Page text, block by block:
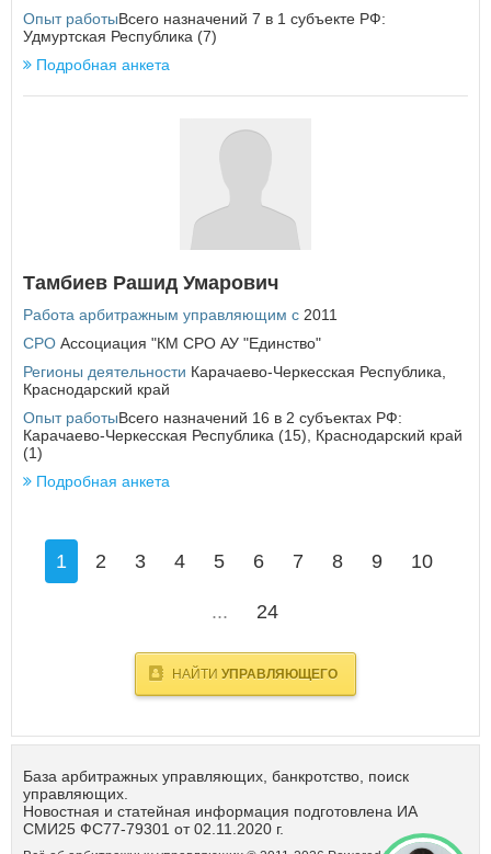
Опыт работыВсего назначений 7 в 1 субъекте РФ:
Удмуртская Республика (7)
Подробная анкета
Тамбиев Рашид Умарович
Работа арбитражным управляющим с 2011
СРО Ассоциация "КМ СРО АУ "Единство"
Регионы деятельности Карачаево-Черкесская Республика
Краснодарский край
Опыт работыВсего назначений 16 в 2 субъектах РФ:
Карачаево-Черкесская Республика (15), Краснодарский край
(1)
Подробная анкета
1 2 3 4 5 6 7 8 9 10
... 24
НАЙТИ УПРАВЛЯЮЩЕГО
База арбитражных управляющих, банкротство, поиск
управляющих.
Новостная и статейная информация подготовлена ИА
СМИ25 ФС77-79301 от 02.11.2020 г.